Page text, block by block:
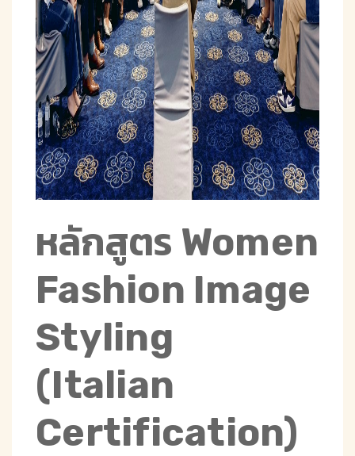
หลักสูตร Women
Fashion Image
Styling
(Italian
Certification)